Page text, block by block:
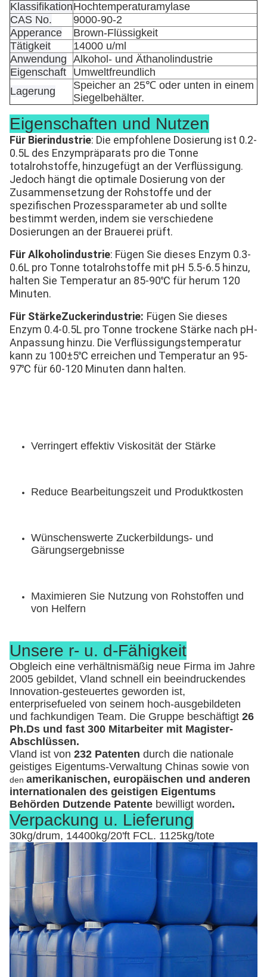
KlassifikationHochtemperaturamylase
CAS No.
9000-90-2
Apperance
Brown-Flüssigkeit
Tätigkeit
14000 u/ml
Anwendung Alkohol- und Äthanolindustrie
Eigenschaft
Umweltfreundlich
Lagerung
Speicher an 25℃ oder unten in einem
Siegelbehälter.
Eigenschaften und Nutzen
Für Bierindustrie: Die empfohlene Dosierung ist 0.2-
0.5L des Enzympräparats pro die Tonne
totalrohstoffe, hinzugefügt an der Verflüssigung.
Jedoch hängt die optimale Dosierung von der
Zusammensetzung der Rohstoffe und der
spezifischen Prozessparameter ab und sollte
bestimmt werden, indem sie verschiedene
Dosierungen an der Brauerei prüft.
Für Alkoholindustrie: Fügen Sie dieses Enzym 0.3-
0.6L pro Tonne totalrohstoffe mit pH 5.5-6.5 hinzu,
halten Sie Temperatur an 85-90℃ für herum 120
Minuten.
Für StärkeZuckerindustrie: Fügen Sie dieses
Enzym 0.4-0.5L pro Tonne trockene Stärke nach pH-
Anpassung hinzu. Die Verflüssigungstemperatur
kann zu 100±5℃ erreichen und Temperatur an 95-
97℃ für 60-120 Minuten dann halten.
Verringert effektiv Viskosität der Stärke
Reduce Bearbeitungszeit und Produktkosten
Wünschenswerte Zuckerbildungs- und
Gärungsergebnisse
Maximieren Sie Nutzung von Rohstoffen und
von Helfern
Unsere r- u. d-Fähigkeit
Obgleich eine verhältnismäßig neue Firma im Jahre
2005 gebildet, Vland schnell ein beeindruckendes
Innovation-gesteuertes geworden ist,
enterprisefueled von seinem hoch-ausgebildeten
und fachkundigen Team. Die Gruppe beschäftigt 26
Ph.Ds und fast 300 Mitarbeiter mit Magister-
Abschlüssen.
Vland ist von 232 Patenten durch die nationale
geistiges Eigentums-Verwaltung Chinas sowie von
den amerikanischen, europäischen und anderen
internationalen des geistigen Eigentums
Behörden Dutzende Patente bewilligt worden.
Verpackung u. Lieferung
30kg/drum, 14400kg/20'ft FCL. 1125kg/tote